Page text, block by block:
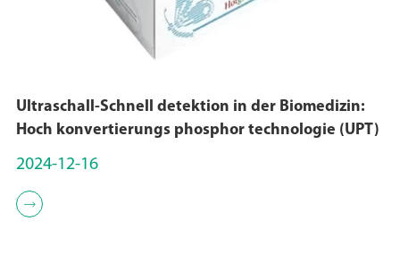
Ultraschall-Schnell detektion in der Biomedizin:
Hoch konvertierungs phosphor technologie (UPT)
2024-12-16
